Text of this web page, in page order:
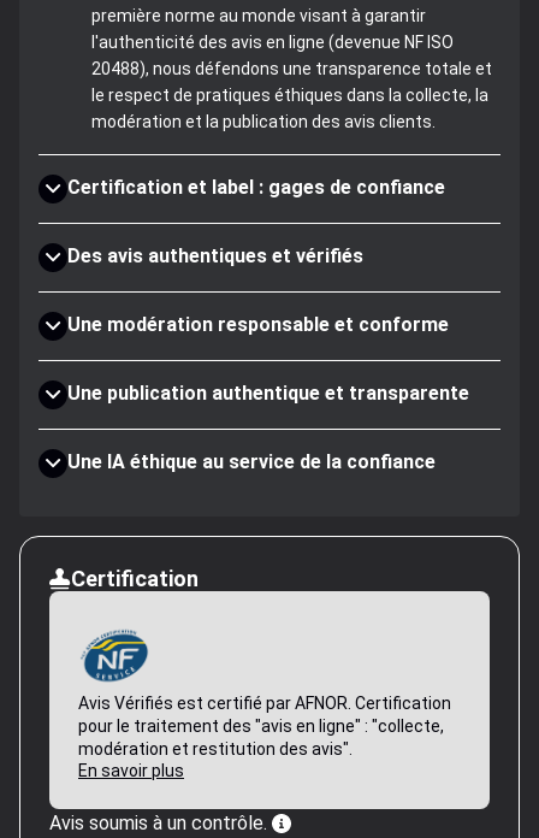
première norme au monde visant à garantir
l'authenticité des avis en ligne (devenue NF ISO
20488), nous défendons une transparence totale et
le respect de pratiques éthiques dans la collecte, la
modération et la publication des avis clients.
Certification et label : gages de confiance
Des avis authentiques et vérifiés
Une modération responsable et conforme
Une publication authentique et transparente
Une IA éthique au service de la confiance
Certification
Avis Vérifiés est certifié par AFNOR. Certification
pour le traitement des "avis en ligne" : "collecte,
modération et restitution des avis".
En savoir plus
Avis soumis à un contrôle.